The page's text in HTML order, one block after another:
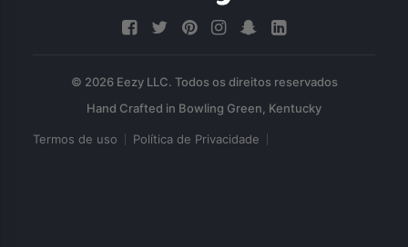
© 2026 Eezy LLC. Todos os direitos reservados
Termos de uso Política de Privacidade